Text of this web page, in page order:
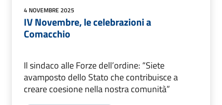
4 NOVEMBRE 2025
IV Novembre, le celebrazioni a
Comacchio
Il sindaco alle Forze dell’ordine: “Siete
avamposto dello Stato che contribuisce a
creare coesione nella nostra comunità”